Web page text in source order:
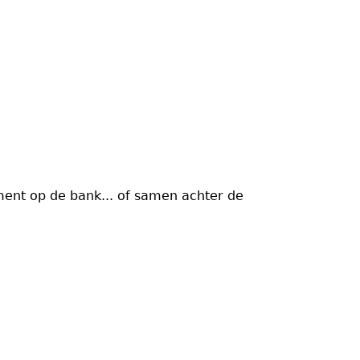
op de bank... of samen achter de